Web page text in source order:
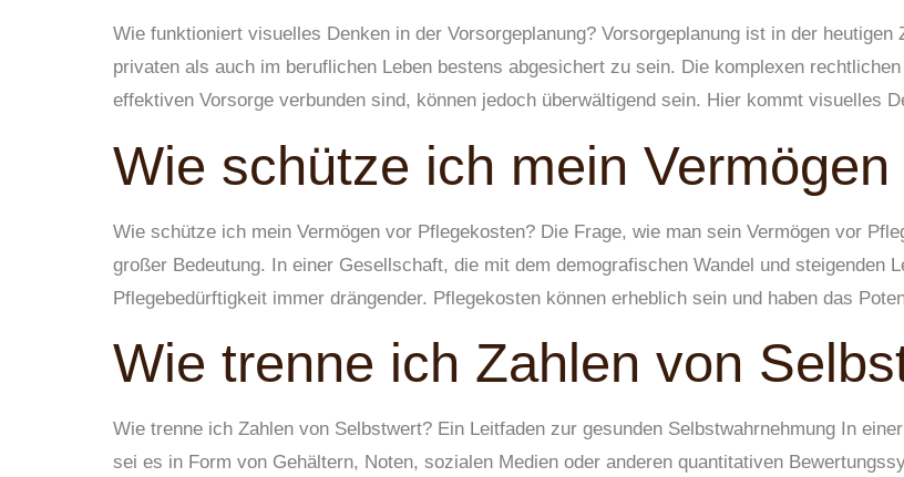
Wie funktioniert visuelles Denken in der Vorsorgeplanung? Vorsorgeplanung ist in der
privaten als auch im beruflichen Leben bestens abgesichert zu sein. Die komplexen
effektiven Vorsorge verbunden sind, können jedoch überwältigend sein. Hier kommt visuelles
Wie schütze ich mein
Wie schütze ich mein Vermögen vor Pflegekosten? Die Frage, wie man sein Vermögen vor
großer Bedeutung. In einer Gesellschaft, die mit dem demografischen Wandel und steigenden
Pflegebedürftigkeit immer drängender. Pflegekosten können erheblich sein und haben das
Wie trenne ich Zahlen von
Wie trenne ich Zahlen von Selbstwert? Ein Leitfaden zur gesunden Selbstwahrnehmung In
sei es in Form von Gehältern, Noten, sozialen Medien oder anderen quantitativen